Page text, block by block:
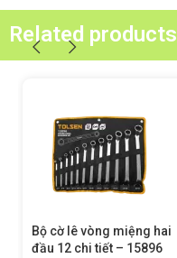
Related products
Bộ cờ lê vòng miệng hai
đầu 12 chi tiết – 15896